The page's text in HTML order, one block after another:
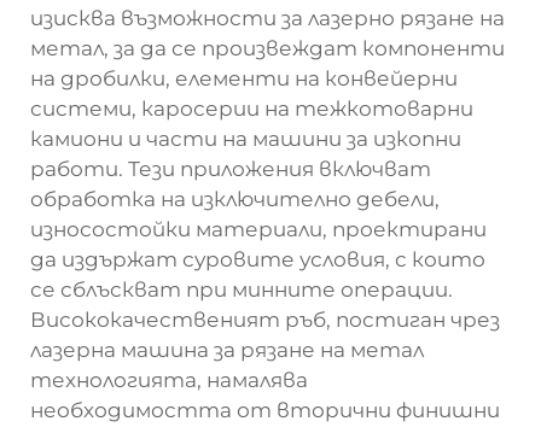
изисква възможности за лазерно рязане на
метал, за да се произвеждат компоненти
на дробилки, елементи на конвейерни
системи, каросерии на тежкотоварни
камиони и части на машини за изкопни
работи. Тези приложения включват
обработка на изключително дебели,
износостойки материали, проектирани
да издържат суровите условия, с които
се сблъскват при минните операции.
Висококачественият ръб, постиган чрез
лазерна машина за рязане на метал
технологията, намалява
необходимостта от вторични финишни